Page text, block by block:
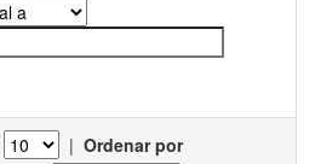
| Ordenar por